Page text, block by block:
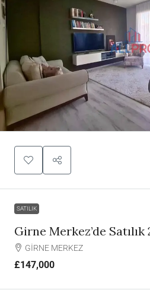
SATILIK
Girne Merkez’de Satılık
GİRNE MERKEZ
£147,000